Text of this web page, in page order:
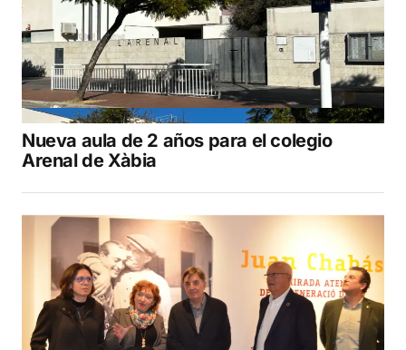
Nueva aula de 2 años para el colegio
Arenal de Xàbia